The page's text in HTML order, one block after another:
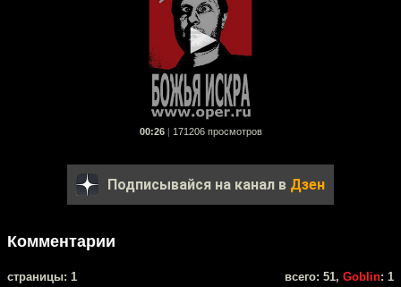
00:26 171206 просмотров
Подписывайся на канал в Дзен
Комментарии
cтраницы: 1 всего: 51, Goblin: 1